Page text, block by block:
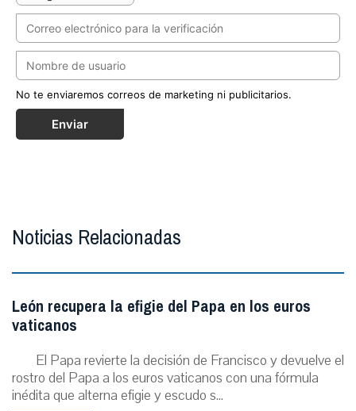
No te enviaremos correos de marketing ni publicitarios.
Enviar
Noticias Relacionadas
León recupera la efigie del Papa en los euros
vaticanos
El Papa revierte la decisión de Francisco y devuelve el
rostro del Papa a los euros vaticanos con una fórmula
inédita que alterna efigie y escudo s...